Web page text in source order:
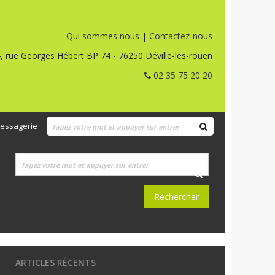
Qui sommes nous | Contactez-nous
rue Georges Hébert BP 74 - 76250 Déville-les-rouen
02 35 75 20 20
ARTICLES RÉCENTS